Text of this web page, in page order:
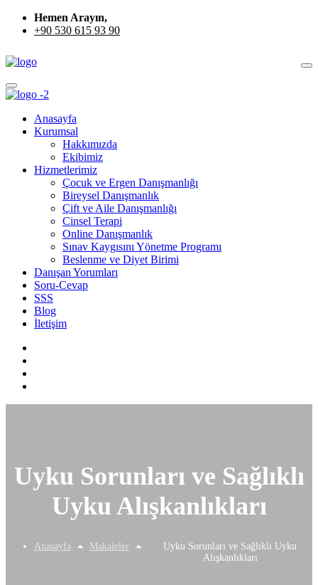
Hemen Arayın,
+90 530 615 93 90
Anasayfa
Kurumsal
Hakkımızda
Ekibimiz
Hizmetlerimiz
Çocuk ve Ergen Danışmanlığı
Bireysel Danışmanlık
Çift ve Aile Danışmanlığı
Cinsel Terapi
Online Danışmanlık
Sınav Kaygısını Yönetme Programı
Beslenme ve Diyet Birimi
Danışan Yorumları
Soru-Cevap
SSS
Blog
İletişim
Uyku Sorunları ve Sağlıklı
Uyku Alışkanlıkları
Anasayfa Makaleler
Uyku Sorunları ve Sağlıklı Uyku
Alışkanlıkları